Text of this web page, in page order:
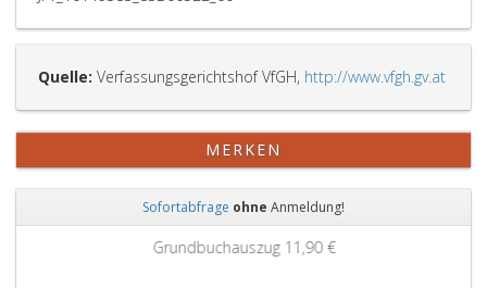
Quelle: Verfassungsgerichtshof VfGH, http://www.vfgh.gv.at
MERKEN
Sofortabfrage ohne Anmeldung!
Grundbuchauszug 11,90 €